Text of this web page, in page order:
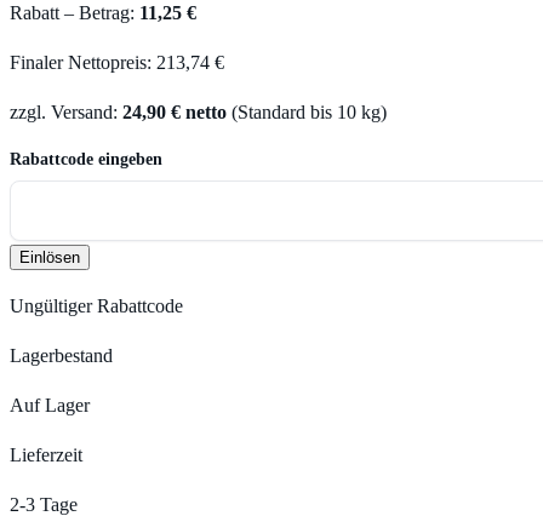
Rabatt – Betrag: 11,25 €
Finaler Nettopreis: 213,74 €
zzgl. Versand: 24,90 € netto (Standard bis 10 kg)
Rabattcode eingeben
Einlösen
Ungültiger Rabattcode
Lagerbestand
Auf Lager
Lieferzeit
2-3 Tage